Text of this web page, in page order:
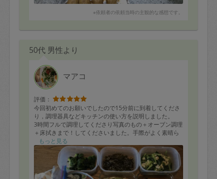
定期の方で満席で、新規の予約は取れない程の人気です♪
※依頼者の依頼当時の主観的な感想です。
50代 男性より
マアコ
評価：
今回初めてのお願いでしたので15分前に到着してくださ
り，調理器具などキッチンの使い方を説明しました。
3時間フルで調理してくださり写真のもの＋オーブン調理
＋床拭きまで！してくださいました。手際がよく素晴ら
しかったです。早速お昼にいただきましたがどれも美味
しいです。冷蔵庫の中がすっきりして気持ちが良いです
し，産後の食事アドバイスもくださいました。またお願
いしたいと思っております。どうぞよろしくお願いいた
します。
もっと見る